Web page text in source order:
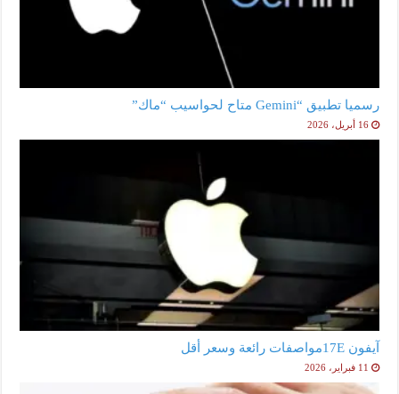
رسميا تطبيق “Gemini متاح لحواسيب “ماك”
16 أبريل، 2026
آيفون 17Eمواصفات رائعة وسعر أقل
11 فبراير، 2026